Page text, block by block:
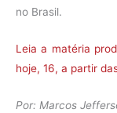
no Brasil.
Leia a matéria
hoje, 16, a partir
Por: Marcos